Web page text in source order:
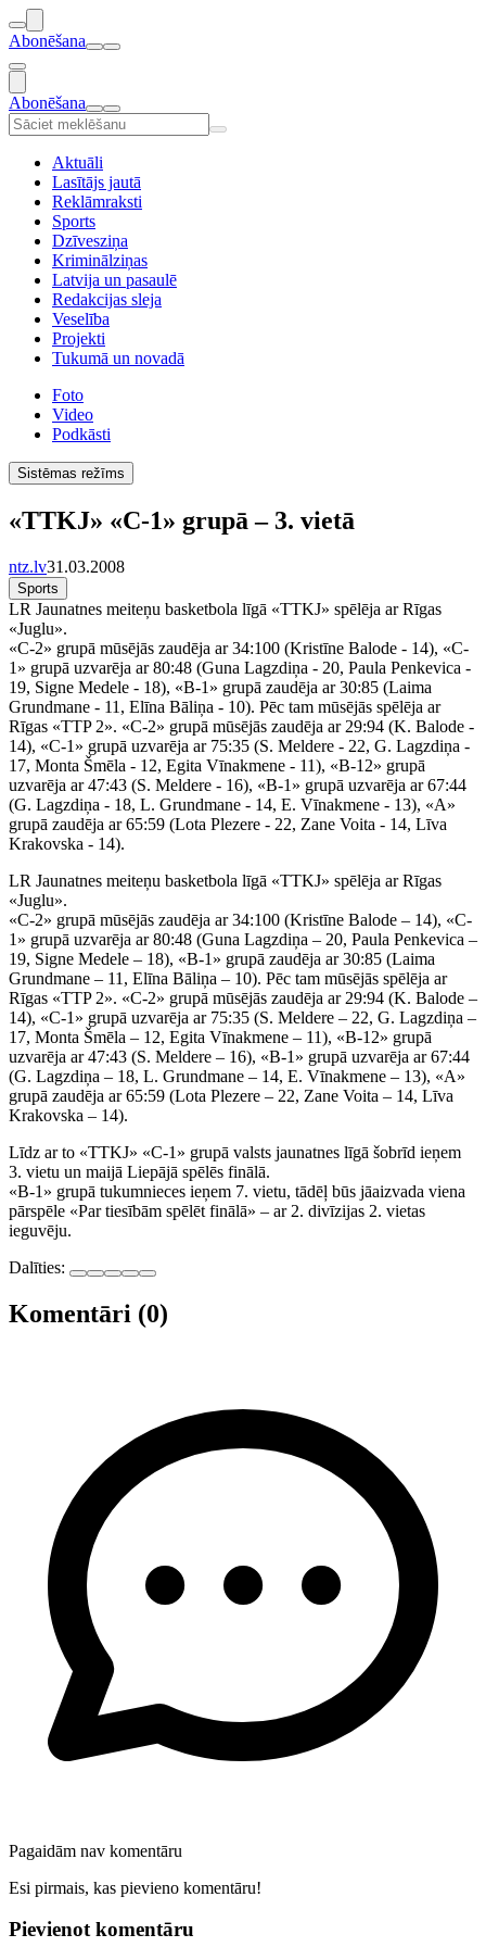
Abonēšana
Abonēšana
Aktuāli
Lasītājs jautā
Reklāmraksti
Sports
Dzīvesziņa
Kriminālziņas
Latvija un pasaulē
Redakcijas sleja
Veselība
Projekti
Tukumā un novadā
Foto
Video
Podkāsti
Sistēmas režīms
«TTKJ» «C-1» grupā – 3. vietā
ntz.lv31.03.2008
Sports
LR Jaunatnes meiteņu basketbola līgā «TTKJ» spēlēja ar Rīgas
«Juglu».
«C-2» grupā mūsējās zaudēja ar 34:100 (Kristīne Balode - 14), «C-
1» grupā uzvarēja ar 80:48 (Guna Lagzdiņa - 20, Paula Penkevica -
19, Signe Medele - 18), «B-1» grupā zaudēja ar 30:85 (Laima
Grundmane - 11, Elīna Bāliņa - 10). Pēc tam mūsējās spēlēja ar
Rīgas «TTP 2». «C-2» grupā mūsējās zaudēja ar 29:94 (K. Balode -
14), «C-1» grupā uzvarēja ar 75:35 (S. Meldere - 22, G. Lagzdiņa -
17, Monta Šmēla - 12, Egita Vīnakmene - 11), «B-12» grupā
uzvarēja ar 47:43 (S. Meldere - 16), «B-1» grupā uzvarēja ar 67:44
(G. Lagzdiņa - 18, L. Grundmane - 14, E. Vīnakmene - 13), «A»
grupā zaudēja ar 65:59 (Lota Plezere - 22, Zane Voita - 14, Līva
Krakovska - 14).
LR Jaunatnes meiteņu basketbola līgā «TTKJ» spēlēja ar Rīgas
«Juglu».
«C-2» grupā mūsējās zaudēja ar 34:100 (Kristīne Balode – 14), «C-
1» grupā uzvarēja ar 80:48 (Guna Lagzdiņa – 20, Paula Penkevica –
19, Signe Medele – 18), «B-1» grupā zaudēja ar 30:85 (Laima
Grundmane – 11, Elīna Bāliņa – 10). Pēc tam mūsējās spēlēja ar
Rīgas «TTP 2». «C-2» grupā mūsējās zaudēja ar 29:94 (K. Balode –
14), «C-1» grupā uzvarēja ar 75:35 (S. Meldere – 22, G. Lagzdiņa –
17, Monta Šmēla – 12, Egita Vīnakmene – 11), «B-12» grupā
uzvarēja ar 47:43 (S. Meldere – 16), «B-1» grupā uzvarēja ar 67:44
(G. Lagzdiņa – 18, L. Grundmane – 14, E. Vīnakmene – 13), «A»
grupā zaudēja ar 65:59 (Lota Plezere – 22, Zane Voita – 14, Līva
Krakovska – 14).
Līdz ar to «TTKJ» «C-1» grupā valsts jaunatnes līgā šobrīd ieņem
3. vietu un maijā Liepājā spēlēs finālā.
«B-1» grupā tukumnieces ieņem 7. vietu, tādēļ būs jāaizvada viena
pārspēle «Par tiesībām spēlēt finālā» – ar 2. divīzijas 2. vietas
ieguvēju.
Dalīties:
Komentāri (0)
Pagaidām nav komentāru
Esi pirmais, kas pievieno komentāru!
Pievienot komentāru